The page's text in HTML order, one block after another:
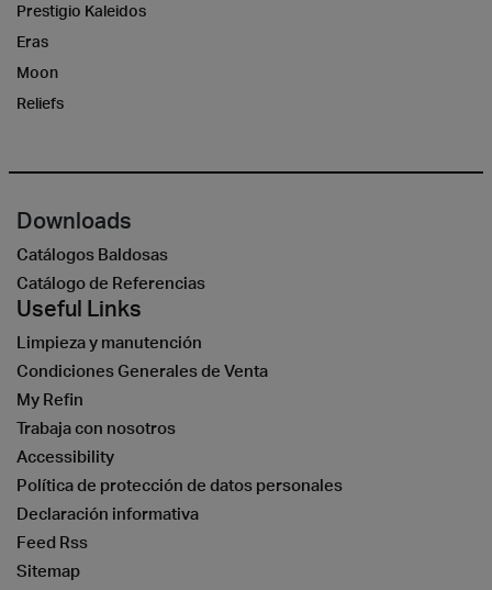
Prestigio Kaleidos
Eras
Moon
Reliefs
Downloads
Catálogos Baldosas
Catálogo de Referencias
Useful Links
Limpieza y manutención
Condiciones Generales de Venta
My Refin
Trabaja con nosotros
Accessibility
Política de protección de datos personales
Declaración informativa
Feed Rss
Sitemap